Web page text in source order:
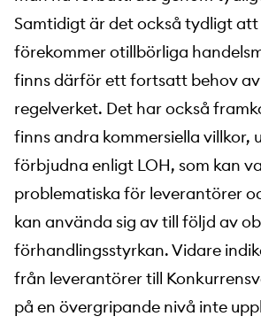
Samtidigt är det också tydligt
förekommer otillbörliga
finns därför ett fortsatt behov
regelverket. Det har också
finns andra kommersiella villkor,
förbjudna enligt LOH, som kan
problematiska för leverantörer
kan använda sig av till följd av
förhandlingsstyrkan. Vidare
från leverantörer till
på en övergripande nivå inte